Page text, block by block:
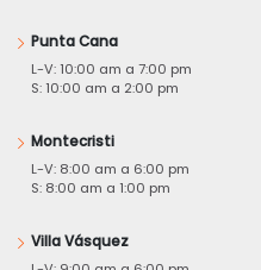
Punta Cana
L-V: 10:00 am a 7:00 pm
S: 10:00 am a 2:00 pm
Montecristi
L-V: 8:00 am a 6:00 pm
S: 8:00 am a 1:00 pm
Villa Vásquez